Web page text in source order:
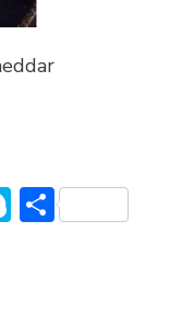
Skype
Delen